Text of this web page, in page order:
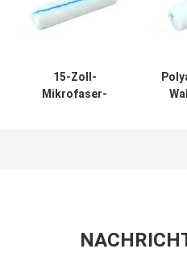
15-Zoll-
Mikrofaser-